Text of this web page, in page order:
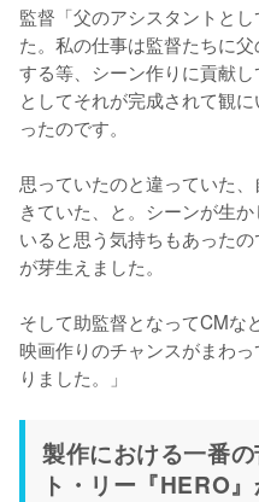
監督「父のアシスタントと
た。私の仕事は監督たちに
する等、シーン作りに貢献
としてそれが完成されて観
ったのです。
思っていたのと違っていた
きていた、と。シーンが生
いると思う気持ちもあった
が芽生えました。
そして助監督となってCMな
映画作りのチャンスがまわ
りました。」
製作における一番
ト・リー『HERO